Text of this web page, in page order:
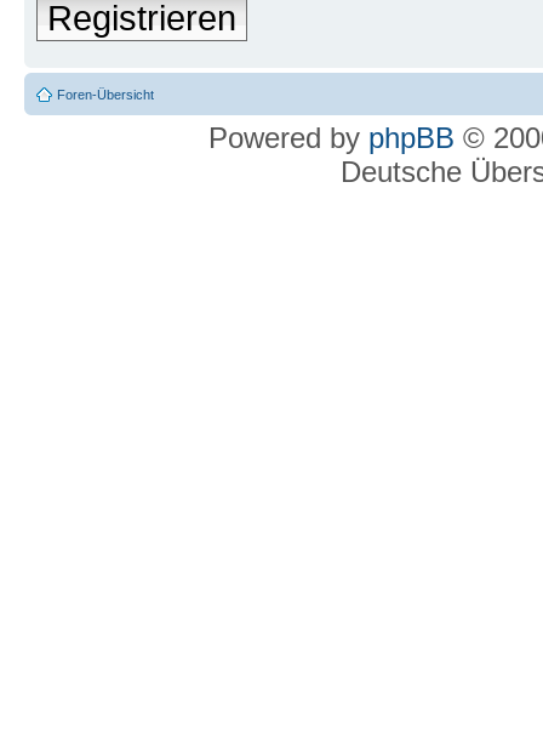
Registrieren
Foren-Übersicht
Powered by phpBB ©
Deutsche